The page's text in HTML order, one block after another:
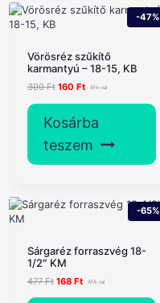
-47%
Vörösréz szűkítő
karmantyú – 18-15, KB
300Ft Original
300 Ft.
160 FtCurrent
160 Ft.
Kosárba
teszem
-65%
Sárgaréz forraszvég 18-
1/2″ KM
477Ft Original
168 FtCurrent